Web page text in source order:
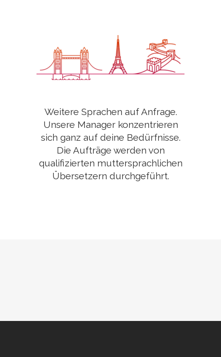
Weitere Sprachen auf Anfrage.
Unsere Manager konzentrieren
sich ganz auf deine Bedürfnisse.
Die Aufträge werden von
qualifizierten muttersprachlichen
Übersetzern durchgeführt.